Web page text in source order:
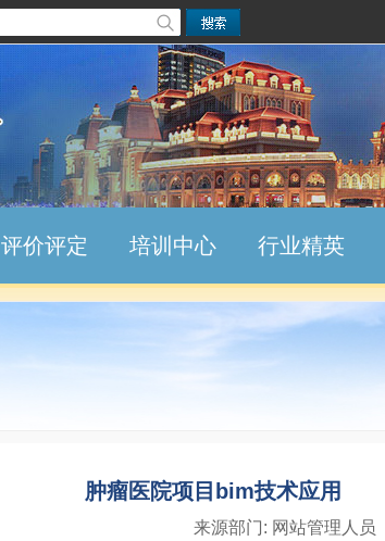
评价评定 培训中心 行业精英
肿瘤医院项目bim技术应用
来源部门: 网站管理人员